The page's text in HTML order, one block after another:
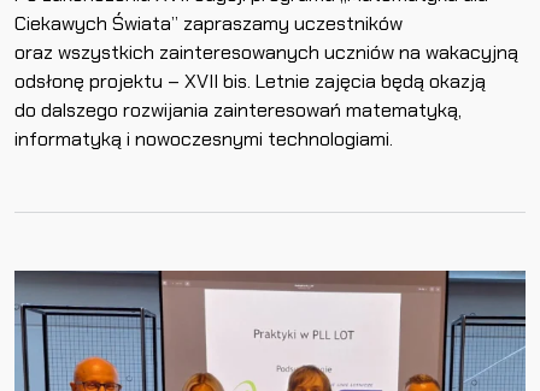
Ciekawych Świata” zapraszamy uczestników
oraz wszystkich zainteresowanych uczniów na wakacyjną
odsłonę projektu – XVII bis. Letnie zajęcia będą okazją
do dalszego rozwijania zainteresowań matematyką,
informatyką i nowoczesnymi technologiami.